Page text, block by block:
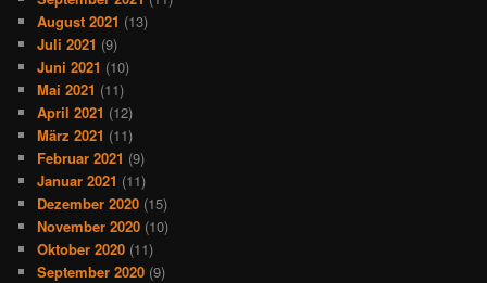
August 2021 (13)
Juli 2021 (9)
Juni 2021 (10)
Mai 2021 (11)
April 2021 (12)
März 2021 (11)
Februar 2021 (9)
Januar 2021 (11)
Dezember 2020 (15)
November 2020 (10)
Oktober 2020 (11)
September 2020 (9)